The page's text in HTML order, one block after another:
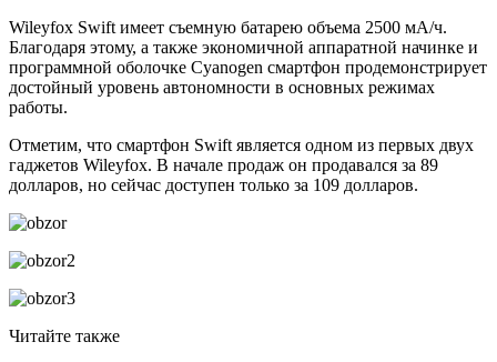
Wileyfox Swift имеет съемную батарею объема 2500 мА/ч.
Благодаря этому, а также экономичной аппаратной начинке и
программной оболочке Cyanogen смартфон продемонстрирует
достойный уровень автономности в основных режимах
работы.
Отметим, что смартфон Swift является одном из первых двух
гаджетов Wileyfox. В начале продаж он продавался за 89
долларов, но сейчас доступен только за 109 долларов.
Читайте также